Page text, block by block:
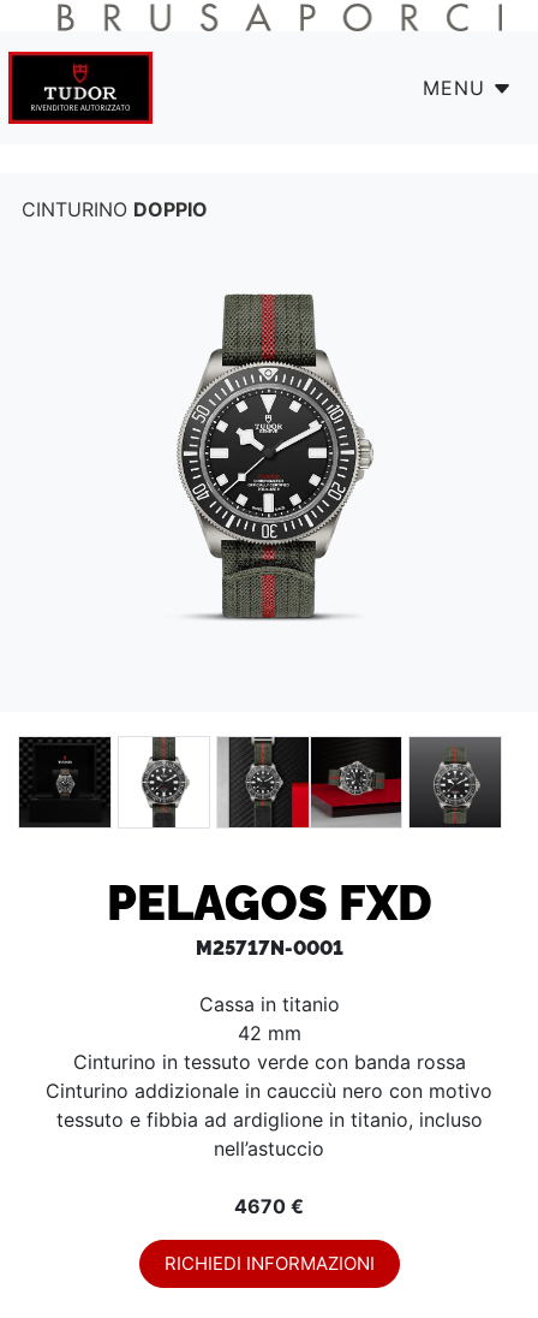
MENU
CINTURINO DOPPIO
PELAGOS FXD
M25717N-0001
Cassa in titanio
42 mm
Cinturino in tessuto verde con banda rossa
Cinturino addizionale in caucciù nero con motivo
tessuto e fibbia ad ardiglione in titanio, incluso
nell’astuccio
4670 €
RICHIEDI INFORMAZIONI